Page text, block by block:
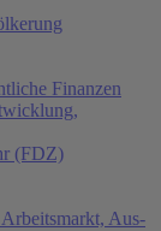
Finanzen
(FDZ)
Aus-